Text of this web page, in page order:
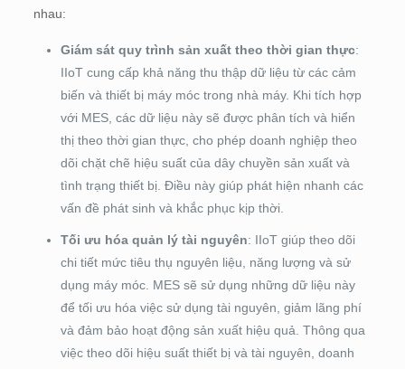
nhau:
Giám sát quy trình sản xuất theo thời gian thực:
IIoT cung cấp khả năng thu thập dữ liệu từ các cảm
biến và thiết bị máy móc trong nhà máy. Khi tích hợp
với MES, các dữ liệu này sẽ được phân tích và hiển
thị theo thời gian thực, cho phép doanh nghiệp theo
dõi chặt chẽ hiệu suất của dây chuyền sản xuất và
tình trạng thiết bị. Điều này giúp phát hiện nhanh các
vấn đề phát sinh và khắc phục kịp thời.
Tối ưu hóa quản lý tài nguyên: IIoT giúp theo dõi
chi tiết mức tiêu thụ nguyên liệu, năng lượng và sử
dụng máy móc. MES sẽ sử dụng những dữ liệu này
để tối ưu hóa việc sử dụng tài nguyên, giảm lãng phí
và đảm bảo hoạt động sản xuất hiệu quả. Thông qua
việc theo dõi hiệu suất thiết bị và tài nguyên, doanh